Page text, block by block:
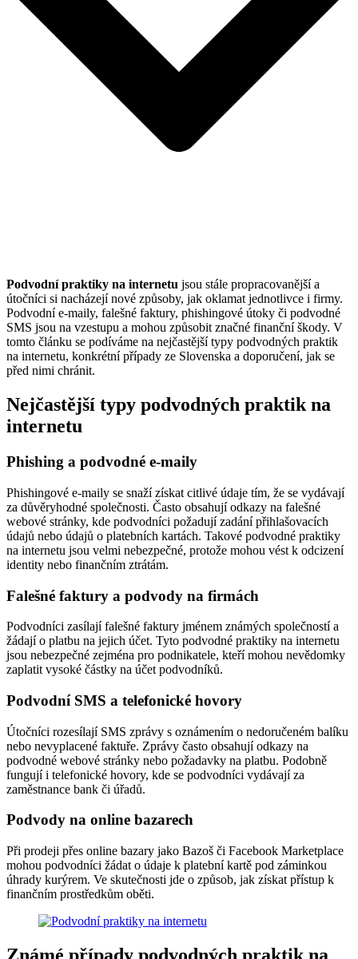
Podvodní praktiky na internetu jsou stále propracovanější a
útočníci si nacházejí nové způsoby, jak oklamat jednotlivce i firmy.
Podvodní e-maily, falešné faktury, phishingové útoky či podvodné
SMS jsou na vzestupu a mohou způsobit značné finanční škody. V
tomto článku se podíváme na nejčastější typy podvodných praktik
na internetu, konkrétní případy ze Slovenska a doporučení, jak se
před nimi chránit.
Nejčastější typy podvodných praktik na
internetu
Phishing a podvodné e-maily
Phishingové e-maily se snaží získat citlivé údaje tím, že se vydávají
za důvěryhodné společnosti. Často obsahují odkazy na falešné
webové stránky, kde podvodníci požadují zadání přihlašovacích
údajů nebo údajů o platebních kartách. Takové podvodné praktiky
na internetu jsou velmi nebezpečné, protože mohou vést k odcizení
identity nebo finančním ztrátám.
Falešné faktury a podvody na firmách
Podvodníci zasílají falešné faktury jménem známých společností a
žádají o platbu na jejich účet. Tyto podvodné praktiky na internetu
jsou nebezpečné zejména pro podnikatele, kteří mohou nevědomky
zaplatit vysoké částky na účet podvodníků.
Podvodní SMS a telefonické hovory
Útočníci rozesílají SMS zprávy s oznámením o nedoručeném balíku
nebo nevyplacené faktuře. Zprávy často obsahují odkazy na
podvodné webové stránky nebo požadavky na platbu. Podobně
fungují i ​​telefonické hovory, kde se podvodníci vydávají za
zaměstnance bank či úřadů.
Podvody na online bazarech
Při prodeji přes online bazary jako Bazoš či Facebook Marketplace
mohou podvodníci žádat o údaje k platební kartě pod záminkou
úhrady kurýrem. Ve skutečnosti jde o způsob, jak získat přístup k
finančním prostředkům oběti.